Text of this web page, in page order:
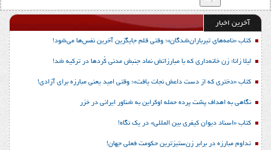
آخرین اخبار
کتاب «نامه‌های تیرباران‌شدگان»؛ وقتی قلم جایگزین آخرین نفس‌ها می‌شود!
لیلا زانا؛ زن خانه‌داری که با مبارزاتش نماد جنبش مدنی کُردها در ترکیه شد!
کتاب «دختری که از دست داعش نجات یافت»؛ وقتی امید یعنی مبارزه برای آزادی!
نگاهی به اهداف پشت پرده حمله اوکراین به شناور ایرانی در خزر
کتاب «اسناد دیوان کیفری بین المللی» در یک نگاه!
تداوم مبارزه در برابر زن‌ستیزترین حکومت فعلی جهان!